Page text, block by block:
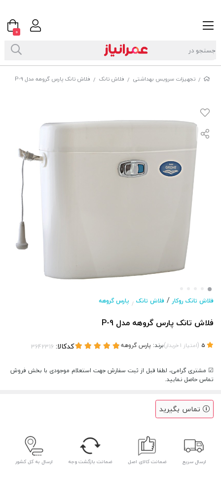
/ تجهیزات سرویس بهداشتی / فلاش تانک / فلاش تانک پارس گروهه مدل P-9
فلاش تانک روكار/ فلاش تانک / پارس گروهه
فلاش تانک پارس گروهه مدل P-9
(امتیاز 1خریدار)برند: پارس گروهه کدکالا:
☑ مشتری گرامی، لطفا قبل از ثبت سفارش جهت استعلام موجودی با بخش فروش
تماس حاصل نمایید.
تماس بگیرید
ارسال سریع ضمانت کالای اصل ضمانت بازگشت وجه ارسال به کل کشور
0